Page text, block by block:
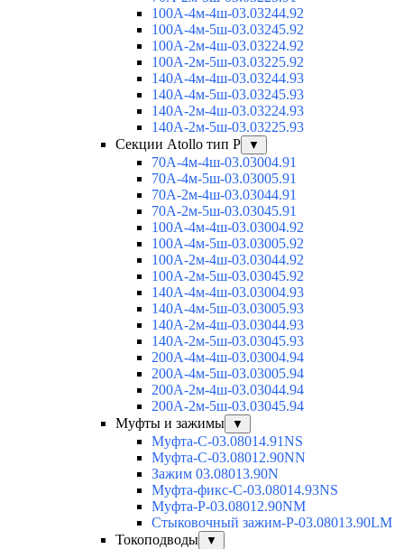
100А-4м-4ш-03.03244.92
100А-4м-5ш-03.03245.92
100А-2м-4ш-03.03224.92
100А-2м-5ш-03.03225.92
140А-4м-4ш-03.03244.93
140А-4м-5ш-03.03245.93
140А-2м-4ш-03.03224.93
140А-2м-5ш-03.03225.93
Секции Atollo тип Р
▼
70А-4м-4ш-03.03004.91
70А-4м-5ш-03.03005.91
70А-2м-4ш-03.03044.91
70А-2м-5ш-03.03045.91
100А-4м-4ш-03.03004.92
100А-4м-5ш-03.03005.92
100А-2м-4ш-03.03044.92
100А-2м-5ш-03.03045.92
140А-4м-4ш-03.03004.93
140А-4м-5ш-03.03005.93
140А-2м-4ш-03.03044.93
140А-2м-5ш-03.03045.93
200А-4м-4ш-03.03004.94
200А-4м-5ш-03.03005.94
200А-2м-4ш-03.03044.94
200А-2м-5ш-03.03045.94
Муфты и зажимы
▼
Муфта-С-03.08014.91NS
Муфта-С-03.08012.90NN
Зажим 03.08013.90N
Муфта-фикс-С-03.08014.93NS
Муфта-Р-03.08012.90NM
Стыковочный зажим-Р-03.08013.90LM
Токоподводы
▼